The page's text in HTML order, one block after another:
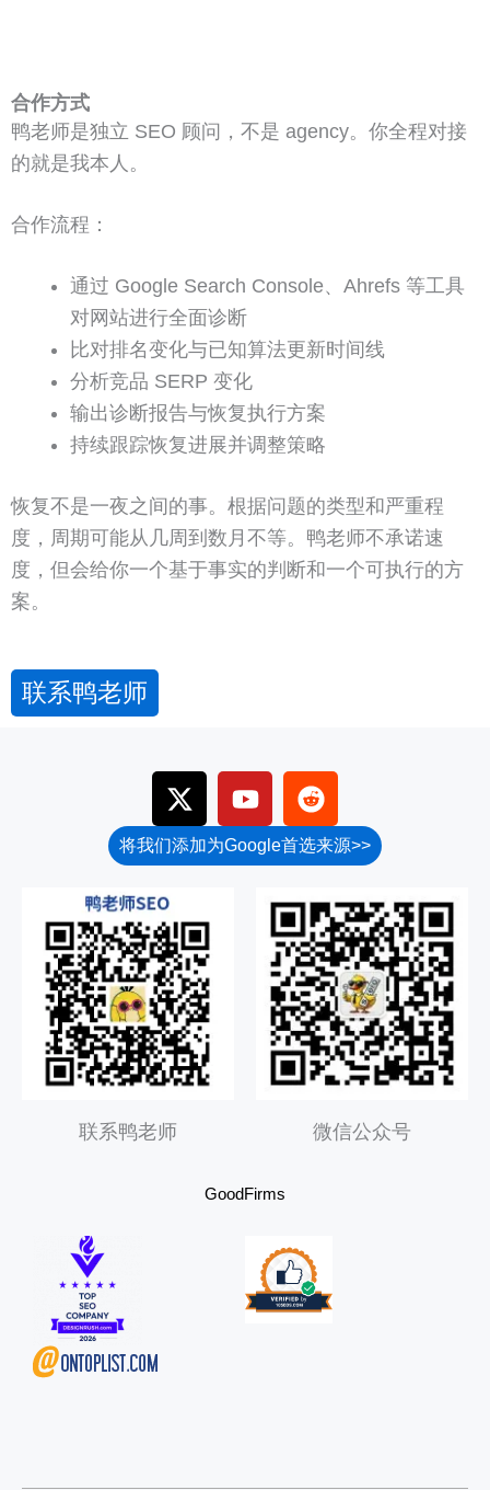
合作方式
鸭老师是独立 SEO 顾问，不是 agency。你全程对接
的就是我本人。
合作流程：
通过 Google Search Console、Ahrefs 等工具
对网站进行全面诊断
比对排名变化与已知算法更新时间线
分析竞品 SERP 变化
输出诊断报告与恢复执行方案
持续跟踪恢复进展并调整策略
恢复不是一夜之间的事。根据问题的类型和严重程
度，周期可能从几周到数月不等。鸭老师不承诺速
度，但会给你一个基于事实的判断和一个可执行的方
案。
联系鸭老师
X
-
t
w
t
t
e
r
Y
o
u
t
R
e
d
d
t
将我们添加为Google首选来源>>
联系鸭老师 微信公众号
GoodFirms